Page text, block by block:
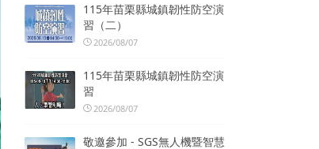
115年苗栗縣城鎮韌性防空演
習（二）
2026/08/07
115年苗栗縣城鎮韌性防空演
習
2026/08/07
敬邀參加 - SGS無人機暨智慧